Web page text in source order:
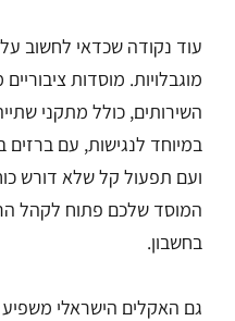
עוד נקודה שכדאי לחשוב
מוגבלויות. מוסדות
השירותים, כולל מתקני
במיוחד לנגישות, עם ברזים
ועם תפעול קל שלא דורש
המוסד שלכם פתוח לקהל
בחשבון.
גם האקלים הישראלי